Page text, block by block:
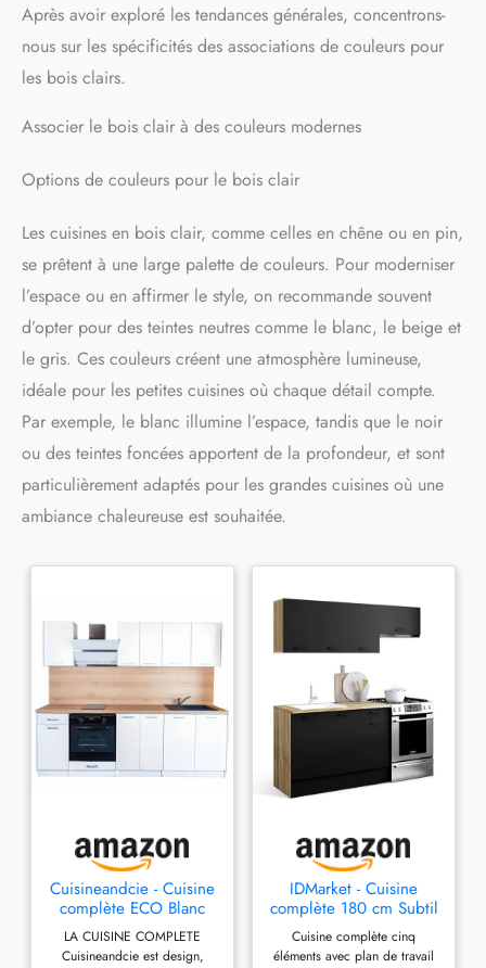
Après avoir exploré les tendances générales, concentrons-
nous sur les spécificités des associations de couleurs pour
les bois clairs.
Associer le bois clair à des couleurs modernes
Options de couleurs pour le bois clair
Les cuisines en bois clair, comme celles en chêne ou en pin,
se prêtent à une large palette de couleurs. Pour moderniser
l’espace ou en affirmer le style, on recommande souvent
d’opter pour des teintes neutres comme le blanc, le beige et
le gris. Ces couleurs créent une atmosphère lumineuse,
idéale pour les petites cuisines où chaque détail compte.
Par exemple, le blanc illumine l’espace, tandis que le noir
ou des teintes foncées apportent de la profondeur, et sont
particulièrement adaptés pour les grandes cuisines où une
ambiance chaleureuse est souhaitée.
Cuisineandcie - Cuisine
complète ECO Blanc
240 cm
LA CUISINE COMPLETE
Cuisineandcie est design,
IDMarket - Cuisine
complète 180 cm Subtil
avec Plan de Travail 5
éléments Bois et Noir
Cuisine complète cinq
éléments avec plan de travail